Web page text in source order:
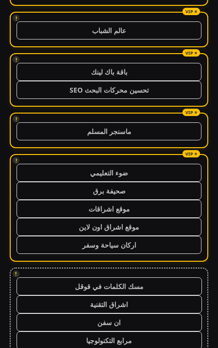
!
عالم الشباب
!
باقة باك لينك
تحسين محركات البحث SEO
!
ماسنجر المسلم
!
ضوء التعليمي
صحيفة برق
موقع اشراقات
موقع اشراق اون لاين
اركان سياحة وسفر
!
مسك الكلمات في قوقل
اشراق التقنية
ان سفن
مرابع التكنولوجيا